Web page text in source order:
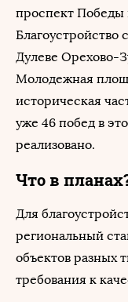
проспект
Благоустройство
Дулеве Орехово-
Молодежная
историческая
уже 46 побед в
реализовано.
Что в
Для
региональный
объектов разных
требования к